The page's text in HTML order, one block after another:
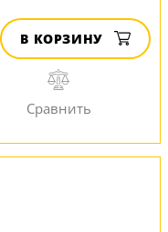
В КОРЗИНУ